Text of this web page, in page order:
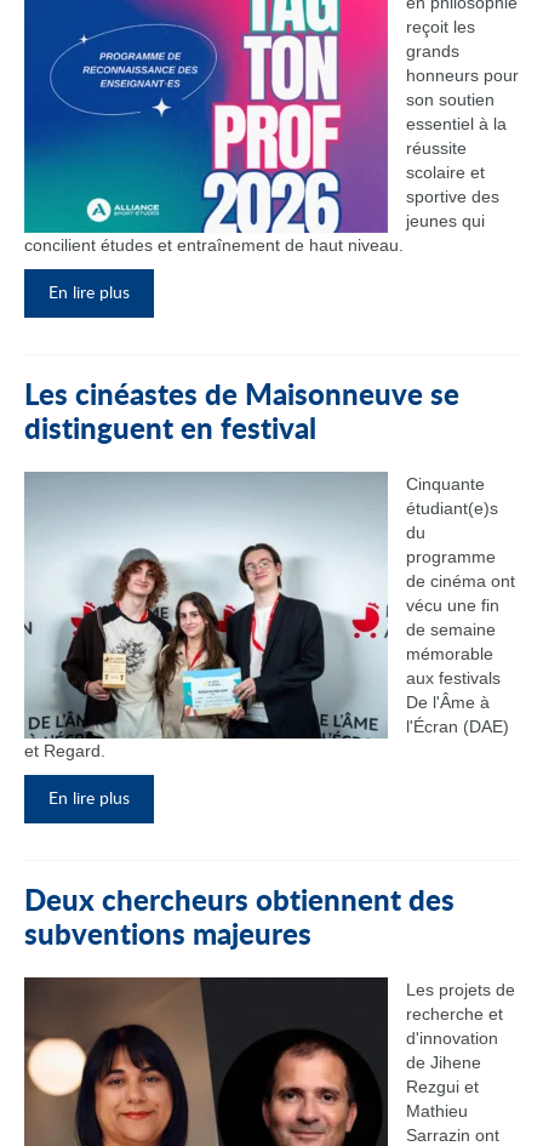
reçoit les
grands
honneurs pour
son soutien
essentiel à la
réussite
scolaire et
sportive des
jeunes qui
concilient études et entraînement de haut niveau.
En lire plus
Les cinéastes de Maisonneuve se
distinguent en festival
Cinquante
étudiant(e)s
du
programme
de cinéma ont
vécu une fin
de semaine
mémorable
aux festivals
De l'Âme à
l'Écran (DAE)
et Regard.
En lire plus
Deux chercheurs obtiennent des
subventions majeures
Les projets de
recherche et
d'innovation
de Jihene
Rezgui et
Mathieu
Sarrazin ont